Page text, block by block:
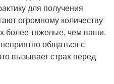
для получения
огромному количеству
более тяжелые, чем ваши.
общаться с
вызывает страх перед